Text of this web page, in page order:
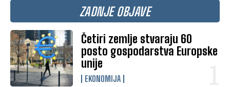
ZADNJE OBJAVE
Četiri zemlje stvaraju 60
posto gospodarstva Europske
unije
EKONOMIJA